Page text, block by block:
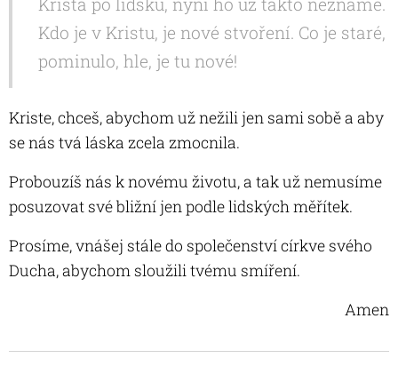
Kdo je v Kristu, je nové stvoření. Co je staré,
pominulo, hle, je tu nové!
Kriste, chceš, abychom už nežili jen sami sobě a aby
se nás tvá láska zcela zmocnila.
Probouzíš nás k novému životu, a tak už nemusíme
posuzovat své bližní jen podle lidských měřítek.
Prosíme, vnášej stále do společenství církve svého
Ducha, abychom sloužili tvému smíření.
Amen